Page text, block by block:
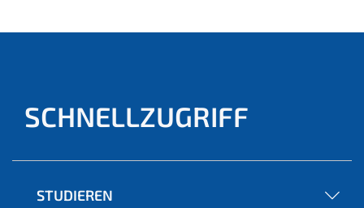
SCHNELLZUGRIFF
STUDIEREN